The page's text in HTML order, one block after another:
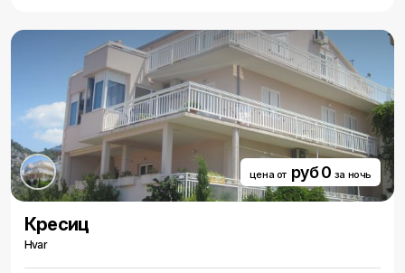
цена от руб 0 за ночь
Кресиц
Hvar